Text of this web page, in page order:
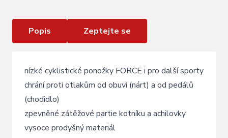
Popis Zeptejte se
nízké cyklistické ponožky FORCE i pro další sporty
chrání proti otlakům od obuvi (nárt) a od pedálů
(chodidlo)
zpevněné zátěžové partie kotníku a achilovky
vysoce prodyšný materiál